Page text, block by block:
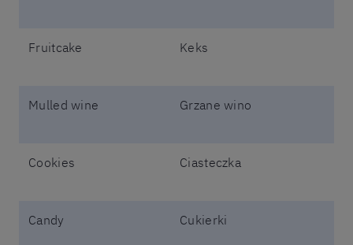
Fruitcake Keks
Mulled wine Grzane wino
Cookies Ciasteczka
Candy Cukierki